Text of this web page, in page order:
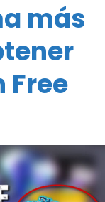
más
Free